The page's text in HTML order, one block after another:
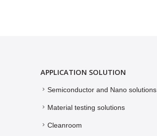
APPLICATION SOLUTION
Semiconductor and Nano solutions
Material testing solutions
Cleanroom